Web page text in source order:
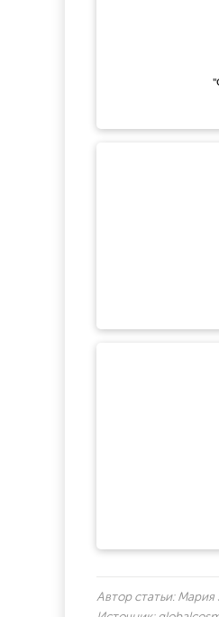
Автор статьи: Мария